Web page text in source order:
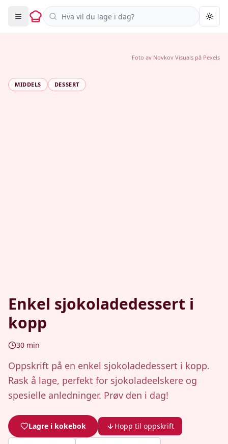
Søk i oppskrifter
MIDDELS DESSERT
Enkel sjokoladedessert i
kopp
30 min
Oppskrift på en enkel sjokoladedessert i kopp.
Rask å lage, perfekt for sjokoladeelskere og
spesielle anledninger. Prøv den i dag!
Lagre i kokebok Hopp til oppskrift
Foto av Novkov Visuals på Pexels